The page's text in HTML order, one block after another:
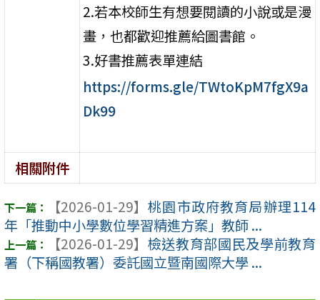
2.若本校師生有想要閱讀的小說或是漫
畫，也都歡迎推薦給圖書館。
3.好書推薦表單連結
https://forms.gle/TWtoKpM7fgX9a
Dk99
相關附件
【2026-01-29】 桃園市政府教育局辦理114
年「推動中小學數位學習精進方案」教師 ...
【2026-01-29】 檢送教育部國民及學前教育
署（下稱國教署）委託國立暨南國際大學 ...